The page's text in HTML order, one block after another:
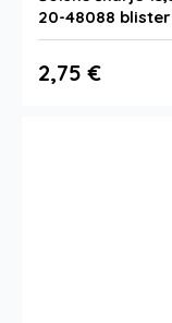
20-48088 blister
2,75 €